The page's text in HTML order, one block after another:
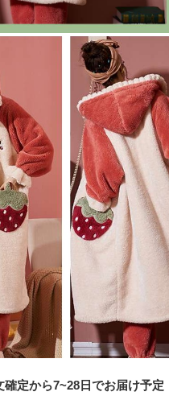
確定から7~28日でお届け予定